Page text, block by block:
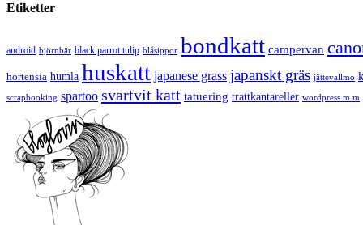
Etiketter
android björnbär black parrot tulip blåsippor bondkatt campervan
hortensia humla huskatt japanese grass japanskt gräs jättevallmo
scrapbooking spartoo svartvit katt tatuering trattkantareller wordpress m.m